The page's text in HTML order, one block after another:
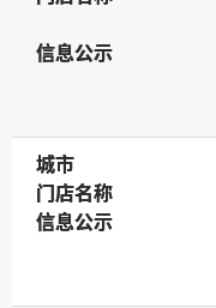
信息公示
信息公示
城市
城市
门店名称
门店名称
信息公示
信息公示